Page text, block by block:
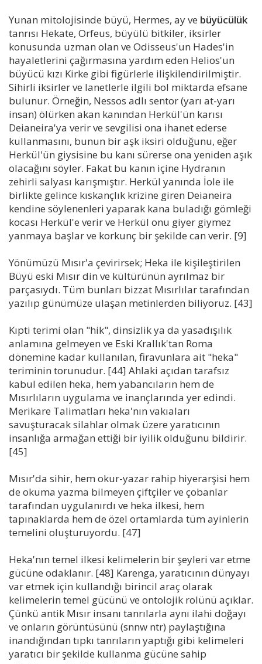
Yunan mitolojisinde büyü, Hermes, ay ve büyücülük
tanrısı Hekate, Orfeus, büyülü bitkiler, iksirler
konusunda uzman olan ve Odisseus'un Hades'in
hayaletlerini çağırmasına yardım eden Helios'un
büyücü kızı Kirke gibi figürlerle ilişkilendirilmiştir.
Sihirli iksirler ve lanetlerle ilgili bol miktarda efsane
bulunur. Örneğin, Nessos adlı sentor (yarı at-yarı
insan) ölürken akan kanından Herkül'ün karısı
Deianeira'ya verir ve sevgilisi ona ihanet ederse
kullanmasını, bunun bir aşk iksiri olduğunu, eğer
Herkül'ün giysisine bu kanı sürerse ona yeniden aşık
olacağını söyler. Fakat bu kanın içine Hydranın
zehirli salyası karışmıştır. Herkül yanında İole ile
birlikte gelince kıskançlık krizine giren Deianeira
kendine söylenenleri yaparak kana buladığı gömleği
kocası Herkül'e verir ve Herkül onu giyer giymez
yanmaya başlar ve korkunç bir şekilde can verir. [9]
Yönümüzü Mısır'a çevirirsek; Heka ile kişileştirilen
Büyü eski Mısır din ve kültürünün ayrılmaz bir
parçasıydı. Tüm bunları bizzat Mısırlılar tarafından
yazılıp günümüze ulaşan metinlerden biliyoruz. [43]
Kıpti terimi olan "hik", dinsizlik ya da yasadışılık
anlamına gelmeyen ve Eski Krallık'tan Roma
dönemine kadar kullanılan, firavunlara ait "heka"
teriminin torunudur. [44] Ahlaki açıdan tarafsız
kabul edilen heka, hem yabancıların hem de
Mısırlıların uygulama ve inançlarında yer edindi.
Merikare Talimatları heka'nın vakıaları
savuşturacak silahlar olmak üzere yaratıcının
insanlığa armağan ettiği bir iyilik olduğunu bildirir.
[45]
Mısır'da sihir, hem okur-yazar rahip hiyerarşisi hem
de okuma yazma bilmeyen çiftçiler ve çobanlar
tarafından uygulanırdı ve heka ilkesi, hem
tapınaklarda hem de özel ortamlarda tüm ayinlerin
temelini oluşturuyordu. [47]
Heka'nın temel ilkesi kelimelerin bir şeyleri var etme
gücüne odaklanır. [48] Karenga, yaratıcının dünyayı
var etmek için kullandığı birincil araç olarak
kelimelerin temel gücünü ve ontolojik rolünü açıklar.
Çünkü antik Mısır insanı tanrılarla aynı ilahi doğayı
ve onların görüntüsünü (snnw ntr) paylaştığına
inandığından tıpkı tanrıların yaptığı gibi kelimeleri
yaratıcı bir şekilde kullanma gücüne sahip